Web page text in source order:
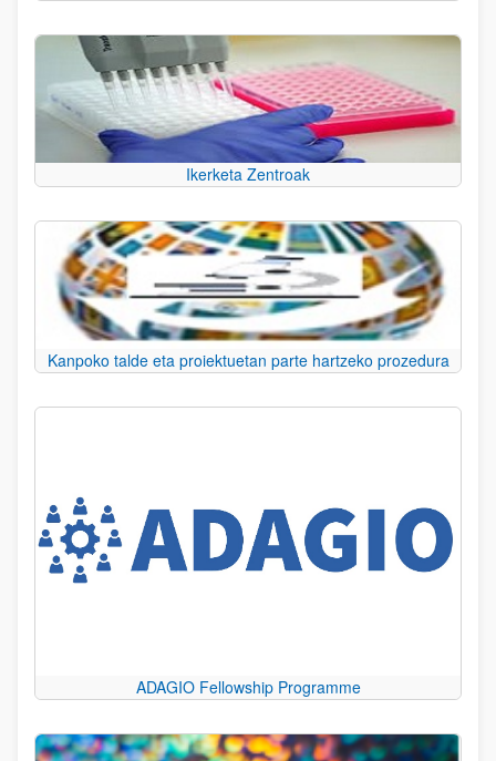
Ikerketa Zentroak
Kanpoko talde eta proiektuetan parte hartzeko prozedura
ADAGIO Fellowship Programme